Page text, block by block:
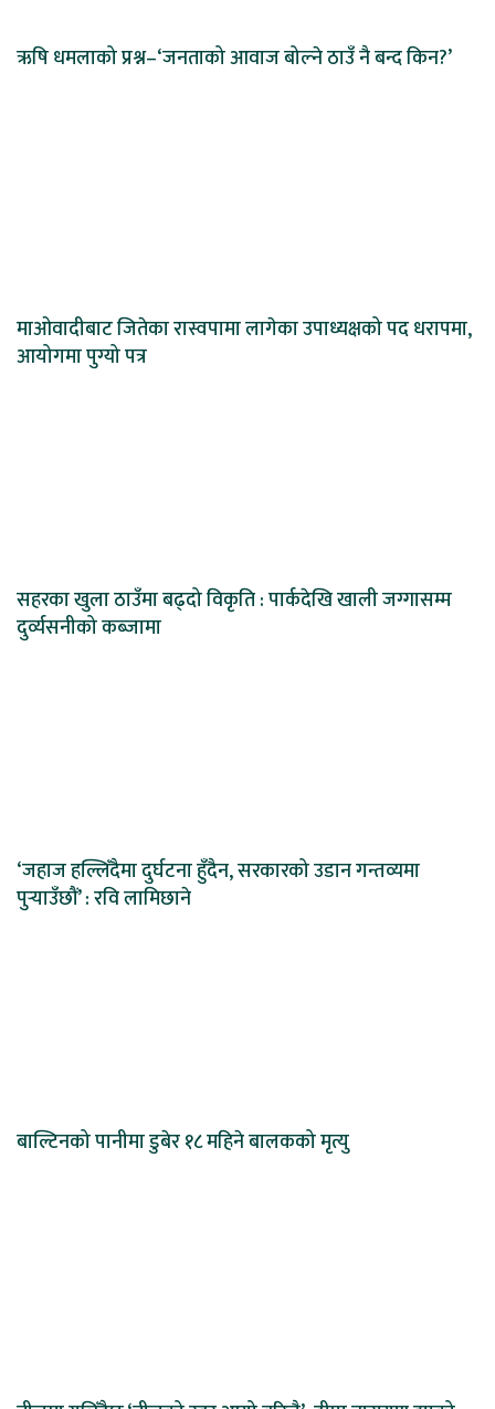
ऋषि धमलाको प्रश्न–‘जनताको आवाज बोल्ने ठाउँ नै बन्द किन?’
माओवादीबाट जितेका रास्वपामा लागेका उपाध्यक्षको पद धरापमा,
आयोगमा पुग्यो पत्र
सहरका खुला ठाउँमा बढ्दो विकृति : पार्कदेखि खाली जग्गासम्म
दुर्व्यसनीको कब्जामा
‘जहाज हल्लिँदैमा दुर्घटना हुँदैन, सरकारको उडान गन्तव्यमा
पुर्‍याउँछौं’ : रवि लामिछाने
बाल्टिनको पानीमा डुबेर १८ महिने बालकको मृत्यु